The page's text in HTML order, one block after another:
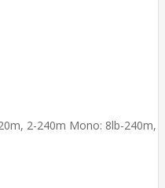
2-240m Mono: 8lb-240m,